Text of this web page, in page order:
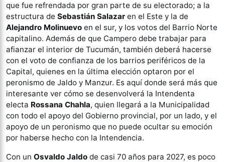
que fue refrendada por gran parte de su electorado; a la
estructura de Sebastián Salazar en el Este y la de
Alejandro Molinuevo en el sur, y los votos del Barrio Norte
capitalino. Además de que Campero debe trabajar para
afianzar el interior de Tucumán, también deberá hacerse
con el voto de confianza de los barrios periféricos de la
Capital, quienes en la última elección optaron por el
peronismo de Jaldo y Manzur. Es aquí donde será más que
interesante ver cómo se desenvolverá la Intendenta
electa Rossana Chahla, quien llegará a la Municipalidad
con todo el apoyo del Gobierno provincial, por un lado, y el
apoyo de un peronismo que no puede ocultar su emoción
por haberse hecho con la Intendencia.
Con un Osvaldo Jaldo de casi 70 años para 2027, es poco